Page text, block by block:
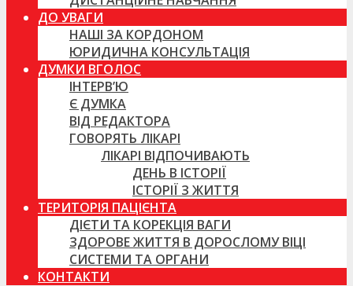
ДО УВАГИ
НАШІ ЗА КОРДОНОМ
ЮРИДИЧНА КОНСУЛЬТАЦІЯ
ДУМКИ ВГОЛОС
ІНТЕРВ’Ю
Є ДУМКА
ВІД РЕДАКТОРА
ГОВОРЯТЬ ЛІКАРІ
ЛІКАРІ ВІДПОЧИВАЮТЬ
ДЕНЬ В ІСТОРІЇ
ІСТОРІЇ З ЖИТТЯ
ТЕРИТОРІЯ ПАЦІЄНТА
ДІЄТИ ТА КОРЕКЦІЯ ВАГИ
ЗДОРОВЕ ЖИТТЯ В ДОРОСЛОМУ ВІЦІ
СИСТЕМИ ТА ОРГАНИ
КОНТАКТИ